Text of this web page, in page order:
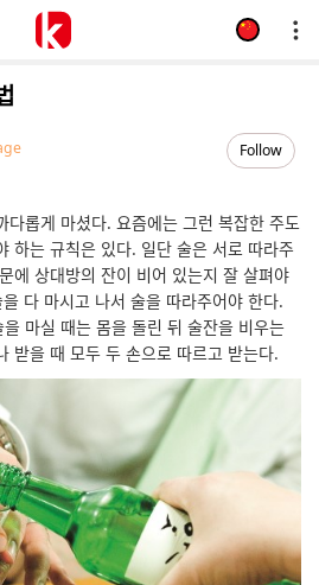
Follow
다롭게 마셨다. 요즘에는 그런 복잡한 주도
하는 규칙은 있다. 일단 술은 서로 따라주
에 상대방의 잔이 비어 있는지 잘 살펴야
다 마시고 나서 술을 따라주어야 한다.
마실 때는 몸을 돌린 뒤 술잔을 비우는
받을 때 모두 두 손으로 따르고 받는다.